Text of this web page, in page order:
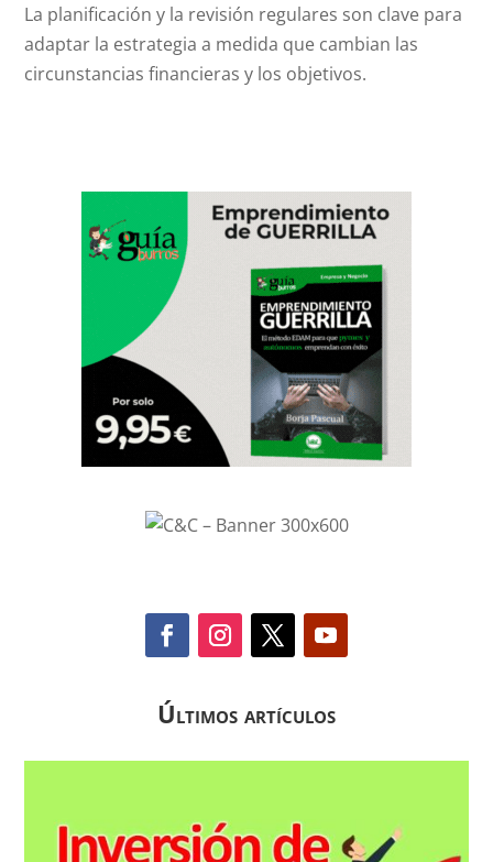
La planificación y la revisión regulares son clave para
adaptar la estrategia a medida que cambian las
circunstancias financieras y los objetivos.
Últimos artículos